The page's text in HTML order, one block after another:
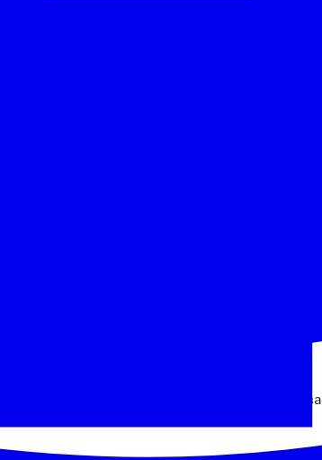
плащания между сметки.
да отразяват payware: последното
и официални теми, предварително
в долната част на страницата.
тук, когато съобщението бъде